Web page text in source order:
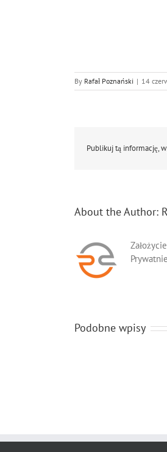
By Rafał Poznański | 14
Publikuj tą informację,
About the Author:
Podobne wpisy